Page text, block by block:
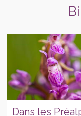
Dans les